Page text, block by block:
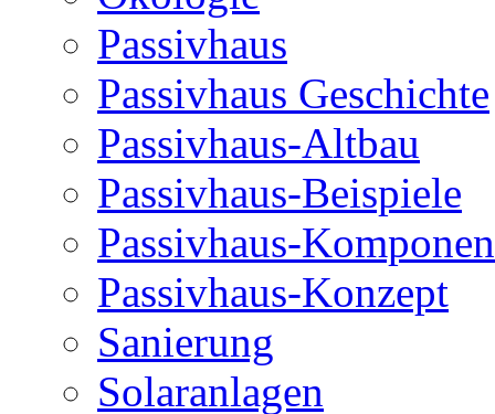
Passivhaus
Passivhaus Geschichte
Passivhaus-Altbau
Passivhaus-Beispiele
Passivhaus-
Passivhaus-Konzept
Sanierung
Solaranlagen